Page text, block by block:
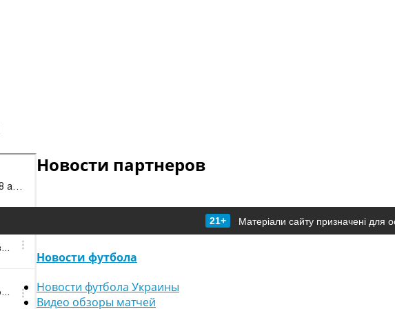
Новости партнеров
21+ Матеріали сайту призначені для
Новости футбола
Новости футбола Украины
Видео обзоры матчей